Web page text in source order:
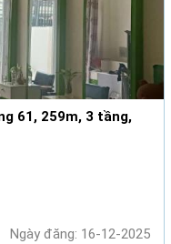
61, 259m, 3 tầng,
Ngày đăng: 16-12-2025